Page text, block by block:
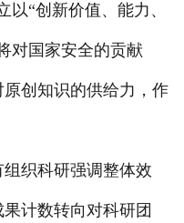
“创新价值、能力、
对国家安全的贡献
创知识的供给力，作
织科研强调整体效
计数转向对科研团